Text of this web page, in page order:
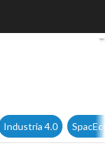
dal 1° luglio.
Industria 4.0